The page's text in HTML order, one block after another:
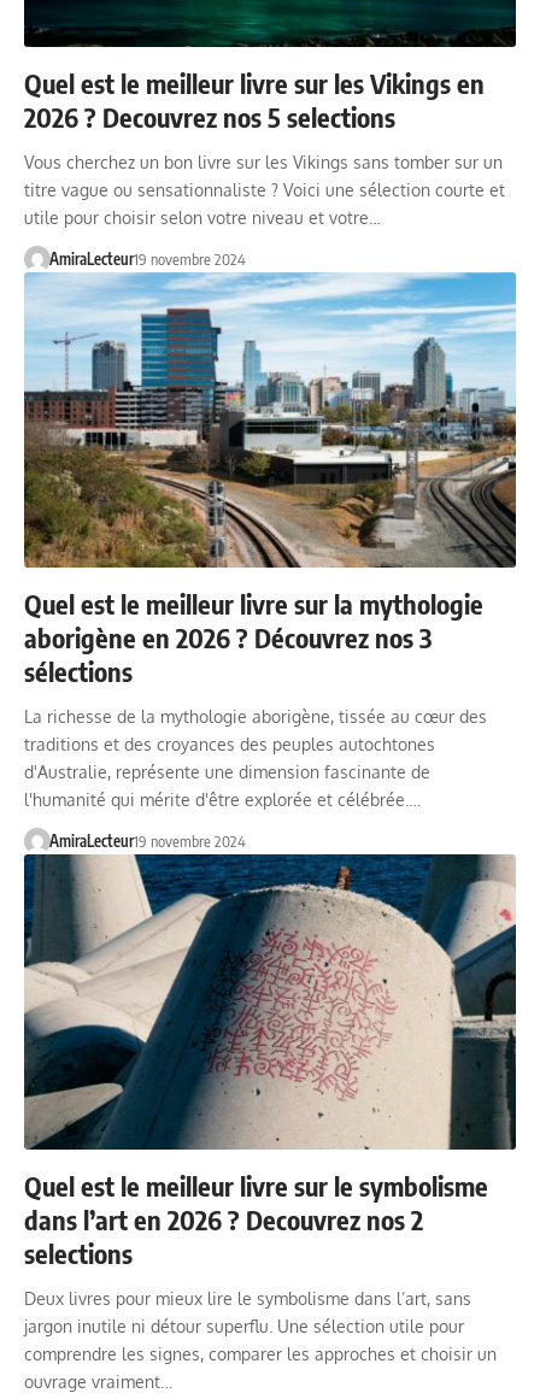
Quel est le meilleur livre sur les Vikings en
2026 ? Decouvrez nos 5 selections
Vous cherchez un bon livre sur les Vikings sans tomber sur un
titre vague ou sensationnaliste ? Voici une sélection courte et
utile pour choisir selon votre niveau et votre…
AmiraLecteur19 novembre 2024
Quel est le meilleur livre sur la mythologie
aborigène en 2026 ? Découvrez nos 3
sélections
La richesse de la mythologie aborigène, tissée au cœur des
traditions et des croyances des peuples autochtones
d'Australie, représente une dimension fascinante de
l'humanité qui mérite d'être explorée et célébrée.…
AmiraLecteur19 novembre 2024
Quel est le meilleur livre sur le symbolisme
dans l’art en 2026 ? Decouvrez nos 2
selections
Deux livres pour mieux lire le symbolisme dans l’art, sans
jargon inutile ni détour superflu. Une sélection utile pour
comprendre les signes, comparer les approches et choisir un
ouvrage vraiment…